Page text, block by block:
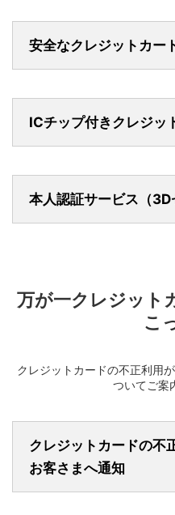
お客さまのカードに不審
門部署が高精度な技術を
ングしています。
不正利用の検知基準、検知
過去の不正利用ケースと類
人のご利用ケースと異なる
安全なクレジットカー
ICチップ付きクレジッ
【ICカードでさらに安心で
高度なセキュ
三者による不正利用から
ICカードについて
本人認証サービス（
【安全なオンラインショッ
ショッピングにおいて本
正利用される危険を未然
本人認証サービスについて
万が一クレジット
こ
クレジットカードの不正利用
ついてご案
クレジットカードの不
お客さまへ通知